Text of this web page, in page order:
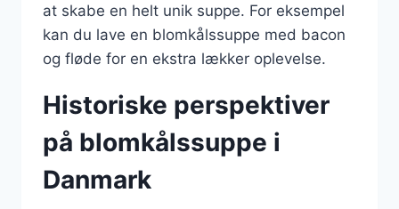
at skabe en helt unik suppe. For eksempel
kan du lave en blomkålssuppe med bacon
og fløde for en ekstra lækker oplevelse.
Historiske perspektiver
på blomkålssuppe i
Danmark